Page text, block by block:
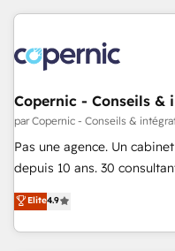
programmes and
automation, we turn
scale. 🏆 HubSpot’s CEO called us “the partner of the
future.” Others agree it is
measurable impact.
Copernic - Conseils &
par Copernic - Conseils &
Pas une agence. Un
depuis 10 ans. 30
mesurable. Notre mission :
de performance pour votre
compréhension de vos
Elite4.9